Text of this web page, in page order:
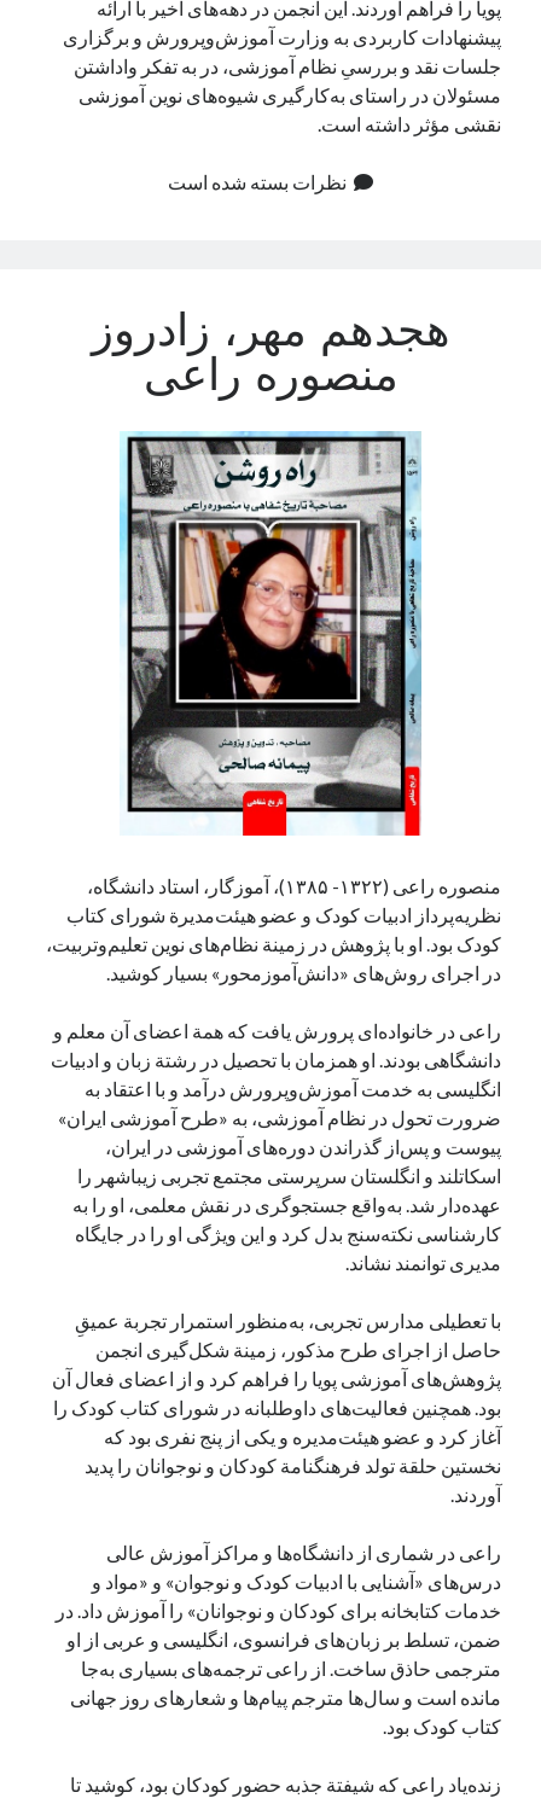
پویا را فراهم آوردند. این انجمن در دهه‌های اخیر با ارائه
پیشنهادات کاربردی به وزارت آموزش‌وپرورش و برگزاری
جلسات نقد و بررسیِ نظام آموزشی، در به تفکر واداشتن
مسئولان در راستای به‌کارگیری شیوه‌های نوین آموزشی
نقشی مؤثر داشته است.
نظرات بسته شده است
هجدهم مهر، زادروز
منصوره راعی
منصوره راعی (۱۳۲۲- ۱۳۸۵)، آموزگار، استاد دانشگاه،
نظریه‌پرداز ادبیات کودک و عضو هیئت‌مدیرة شورای کتاب
کودک بود. او با پژوهش در زمینة نظام‌های نوین تعلیم‌وتربیت،
در اجرای روش‌های «دانش‌آموزمحور» بسیار کوشید.
راعی در خانواده‌ای پرورش یافت که همة اعضای آن معلم و
دانشگاهی بودند. او همزمان با تحصیل در رشتة زبان و ادبیات
انگلیسی به خدمت آموزش‌وپرورش درآمد و با اعتقاد به
ضرورت تحول در نظام آموزشی، به «طرح آموزشی ایران»
پیوست و پس‌از گذراندن دوره‌های آموزشی در ایران،
اسکاتلند و انگلستان سرپرستی مجتمع تجربی زیباشهر را
عهده‌دار شد. به‌واقع جستجوگری در نقش معلمی، او را به
کارشناسی نکته‌سنج بدل کرد و این ویژگی او را در جایگاه
مدیری توانمند نشاند.
با تعطیلی مدارس تجربی، به‌منظور استمرار تجربة عمیقِ
حاصل از اجرای طرح مذکور، زمینة شکل‌گیری انجمن
پژوهش‌های آموزشی پویا را فراهم کرد و از اعضای فعال آن
بود. همچنین فعالیت‌های داوطلبانه در شورای کتاب کودک را
آغاز کرد و عضو هیئت‌مدیره و یکی از پنج نفری بود که
نخستین حلقة تولد فرهنگنامة کودکان و نوجوانان را پدید
آوردند.
راعی در شماری از دانشگاه‌ها و مراکز آموزش عالی
درس‌های «آشنایی با ادبیات کودک و نوجوان» و «مواد و
خدمات کتابخانه برای کودکان و نوجوانان» را آموزش داد. در
ضمن، تسلط بر زبان‌های فرانسوی، انگلیسی و عربی از او
مترجمی حاذق ساخت. از راعی ترجمه‌های بسیاری به‌جا
مانده است و سال‌ها مترجم پیام‌ها و شعارهای روز جهانی
کتاب کودک بود.
زنده‌یاد راعی که شیفتة جذبه حضور کودکان بود، کوشید تا